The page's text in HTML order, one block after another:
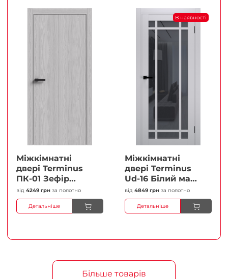
Міжкімнатні
двері Terminus
ПК-01 Зефір
Глухі Плівка
від 4249 грн за полотно
Детальніше
В наявності
Міжкімнатні
двері Terminus
Ud-16 Білий мат
(Термінус) Сатин
білий Плівка
від 4849 грн за полотно
Детальніше
Більше товарів